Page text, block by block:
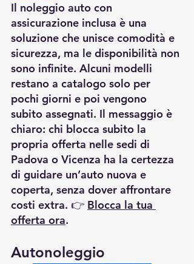
Il noleggio auto con
assicurazione inclusa è una
soluzione che unisce comodità e
sicurezza, ma le disponibilità non
sono infinite. Alcuni modelli
restano a catalogo solo per
pochi giorni e poi vengono
subito assegnati. Il messaggio è
chiaro: chi blocca subito la
propria offerta nelle sedi di
Padova o Vicenza ha la certezza
di guidare un’auto nuova e
coperta, senza dover affrontare
costi extra. 👉 Blocca la tua
offerta ora.
Autonoleggio